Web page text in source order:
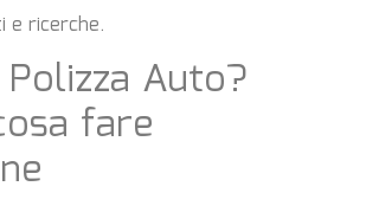
e ricerche.
Auto?
fare